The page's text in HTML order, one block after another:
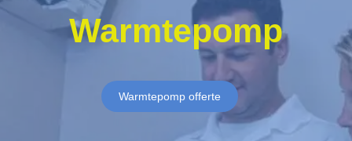
Warmtepomp
Warmtepomp offerte